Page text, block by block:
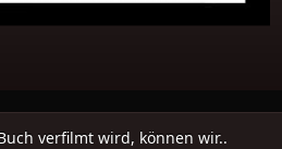
verfilmt wird, können wir..